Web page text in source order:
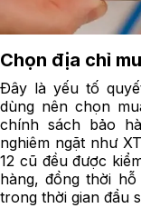
Chọn địa chỉ
Đây là yếu tố
dùng nên chọn
chính sách bảo
nghiêm ngặt như
12 cũ đều được
hàng, đồng thời
trong thời gian đầu